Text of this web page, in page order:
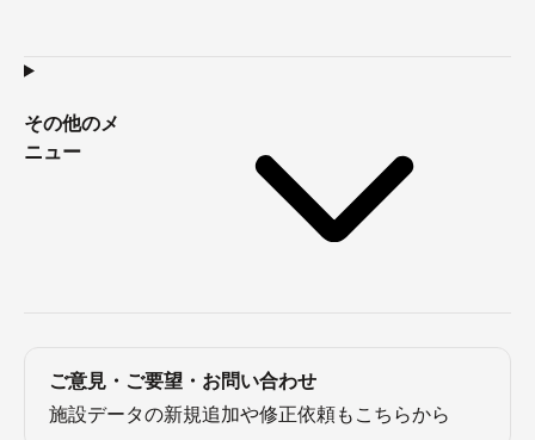
その他のメ
ニュー
ご意見・ご要望・お問い合わせ
施設データの新規追加や修正依頼もこちらから